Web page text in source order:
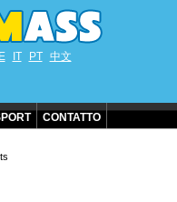
IT PT 中文
CONTATTO